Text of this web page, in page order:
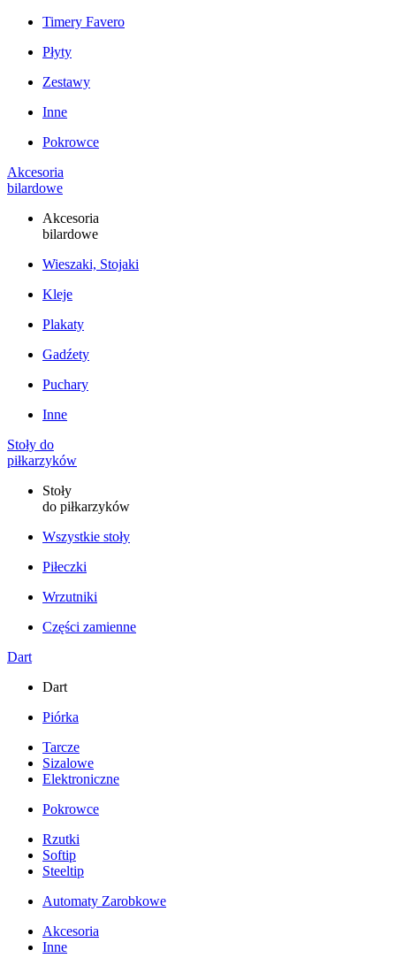
Timery Favero
Płyty
Zestawy
Inne
Pokrowce
Akcesoria
bilardowe
Akcesoria
bilardowe
Wieszaki, Stojaki
Kleje
Plakaty
Gadźety
Puchary
Inne
Stoły do
piłkarzyków
Stoły
do piłkarzyków
Wszystkie stoły
Piłeczki
Wrzutniki
Części zamienne
Dart
Dart
Piórka
Tarcze
Sizalowe
Elektroniczne
Pokrowce
Rzutki
Softip
Steeltip
Automaty Zarobkowe
Akcesoria
Inne